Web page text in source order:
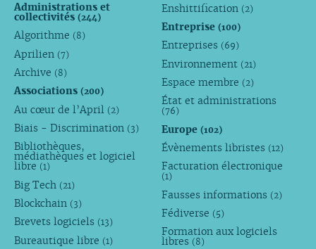
Administrations et
collectivités (244)
Algorithme (8)
Aprilien (7)
Archive (8)
Associations (200)
Au cœur de l’April (2)
Biais - Discrimination (3)
Bibliothèques,
médiathèques et logiciel
libre (1)
Big Tech (21)
Blockchain (3)
Brevets logiciels (13)
Bureautique libre (1)
Enshittification (2)
Entreprise(100)
Entreprises (69)
Environnement (21)
Espace membre (2)
État et administrations
(76)
Europe(102)
Évènements libristes (12)
Facturation électronique
(1)
Fausses informations (2)
Fédiverse (5)
Formation aux logiciels
libres (8)